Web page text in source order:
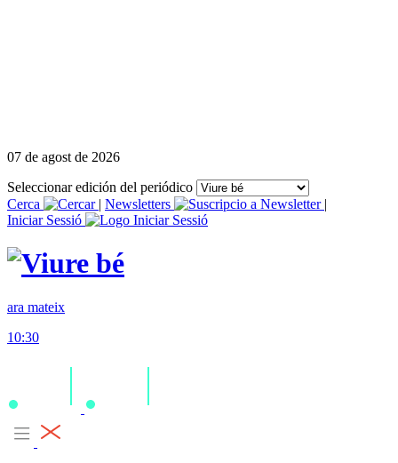
07 de agost de 2026
Seleccionar edición del periódico
Cerca
| Newsletters
|
Iniciar Sessió
ara mateix
10:30